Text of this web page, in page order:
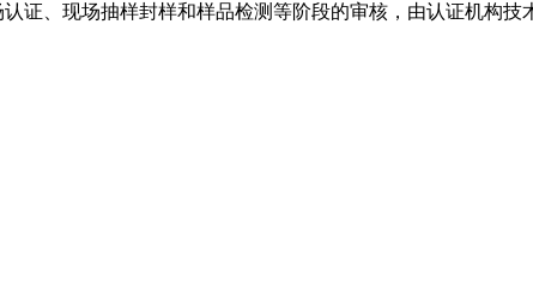
证、现场抽样封样和样品检测等阶段的审核，由认证机构技